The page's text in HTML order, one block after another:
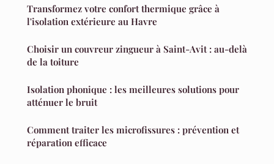
Transformez votre confort thermique grâce à
l'isolation extérieure au Havre
Choisir un couvreur zingueur à Saint-Avit : au-delà
de la toiture
Isolation phonique : les meilleures solutions pour
atténuer le bruit
Comment traiter les microfissures : prévention et
réparation efficace